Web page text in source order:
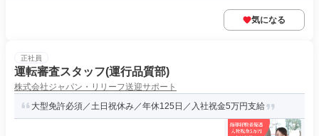
気になる
正社員
運転審査スタッフ(運行品質部)
株式会社ジャパン・リリーフ送迎サポート
大型免許必須／土日祝休み／年休125日／入社祝金5万円支給